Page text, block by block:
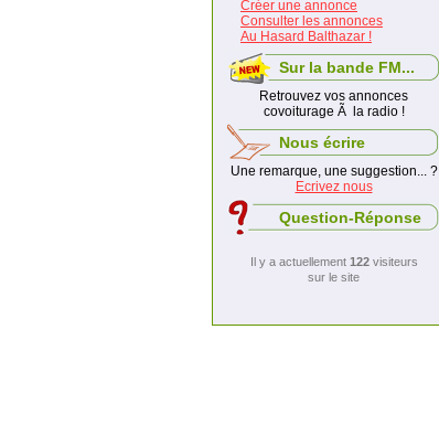
Créer une annonce
Consulter les annonces
Au Hasard Balthazar !
Sur la bande FM...
Retrouvez vos annonces
covoiturage Ã la radio !
Nous écrire
Une remarque, une suggestion... ?
Ecrivez nous
Question-Réponse
Il y a actuellement 122visiteurs
sur le site